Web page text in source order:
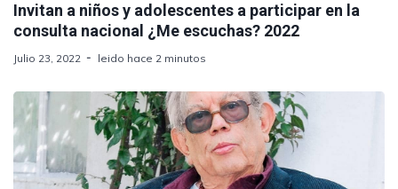
Invitan a niños y adolescentes a participar en la
consulta nacional ¿Me escuchas? 2022
Julio 23, 2022 leido hace 2 minutos